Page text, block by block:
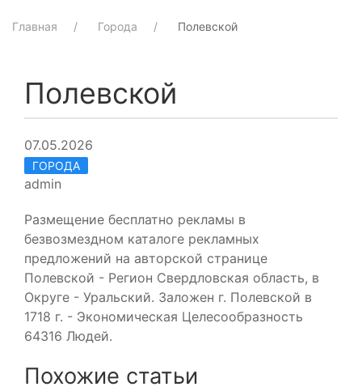
Главная Города Полевской
Полевской
07.05.2026
ГОРОДА
admin
Размещение бесплатно рекламы в
безвозмездном каталоге рекламных
предложений на авторской странице
Полевской - Регион Свердловская область, в
Округе - Уральский. Заложен г. Полевской в
1718 г. - Экономическая Целесообразность
64316 Людей.
Похожие статьи